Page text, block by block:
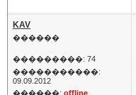
KAV
������
���������: 74
�����������:
09.09.2012
������: offline